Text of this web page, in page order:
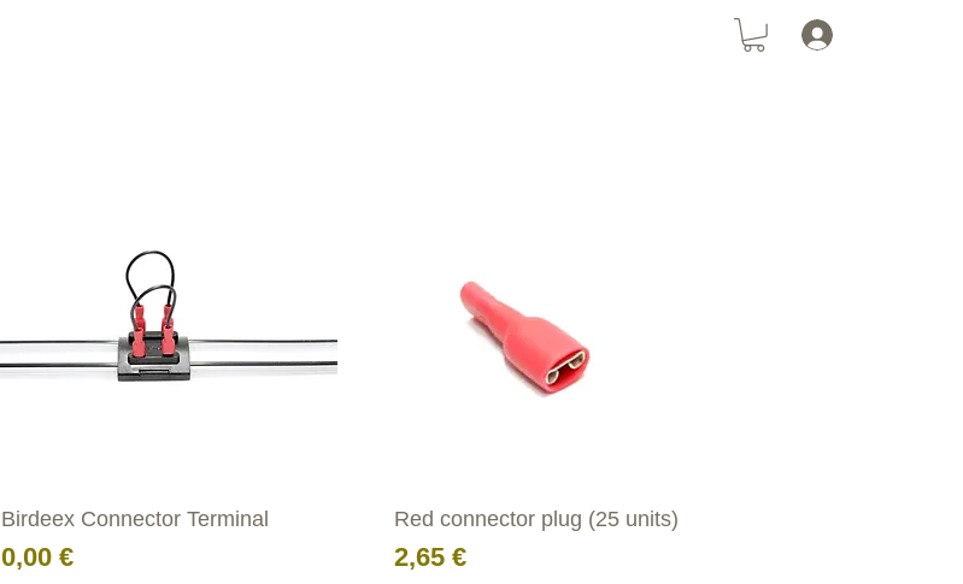
Birdeex Connector Terminal
Preis
0,00 €
Red connector plug (25 units)
Preis
2,65 €